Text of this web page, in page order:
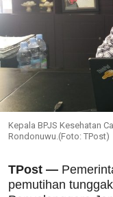
Kepala BPJS Kesehatan
Rondonuwu.(Foto: TPost)
TPost —
pemutihan